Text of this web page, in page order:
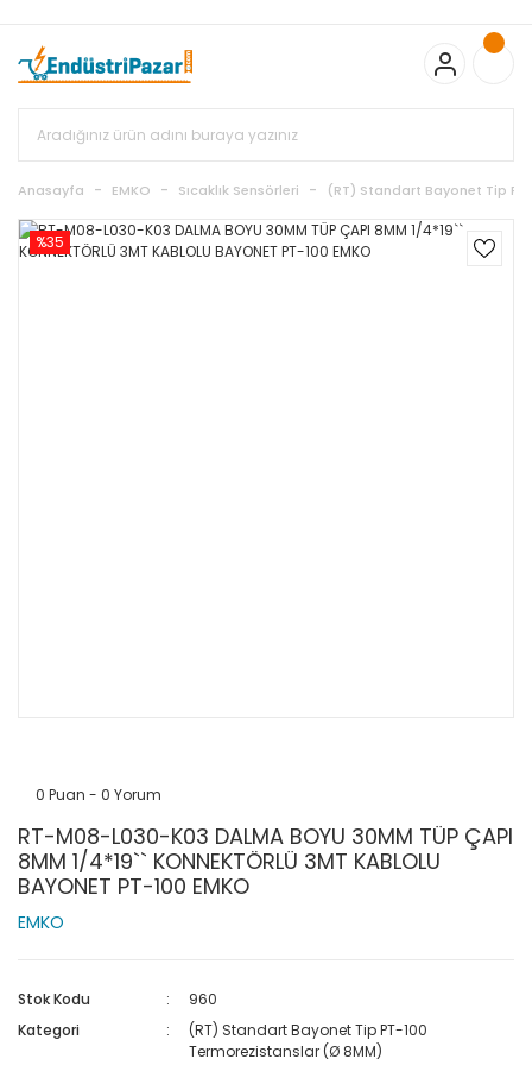
Bayonet J Tip Termokupul Ürünlerinde 50 Adet Alımlarda
Sepette Ekstra %5 İskonto...
50.000,00TL ve Üzeri EMKO Ürünleri
Alışverişlerinizde Sepette %5 EK İNDİRİM...
%15 İskonto... 50.000,00TL ve Üzeri GEMO Ürünleri
Alışverişlerinizde Sepette %3 EK İNDİRİM...
Standart Bayonet J Tip Termokupul Ürünlerinde 100 Adet
Anasayfa EMKO Sıcaklık Sensörleri (RT) Standart Bayonet Tip
%35
0 Puan - 0 Yorum
RT-M08-L030-K03 DALMA BOYU 30MM TÜP ÇAPI
8MM 1/4*19`` KONNEKTÖRLÜ 3MT KABLOLU
BAYONET PT-100 EMKO
EMKO
Stok Kodu
960
Kategori
(RT) Standart Bayonet Tip PT-100
Termorezistanslar (Ø 8MM)